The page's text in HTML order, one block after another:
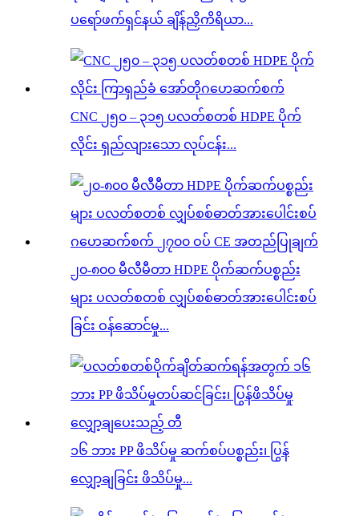
ပရော်ဖက်ရှင်နယ် ချိန်ညှိကိရိယာ...
CNC ၂၅၀ – ၃၁၅ ပလတ်စတစ် HDPE ပိုက်
လိုင်း ရှည်လျားသော လုပ်ငန်း...
၂၀-၈၀၀ မီလီမီတာ HDPE ပိုက်ဆက်ပစ္စည်း
များ ပလတ်စတစ် လျှပ်စစ်ဓာတ်အားပေါင်းစပ်
ခြင်း ဝန်ဆောင်မှု...
၁၆ ဘား PP ဖိသိပ်မှု ဆက်စပ်ပစ္စည်း၊ ပြွန်
လျှော့ချခြင်း ဖိသိပ်မှု...